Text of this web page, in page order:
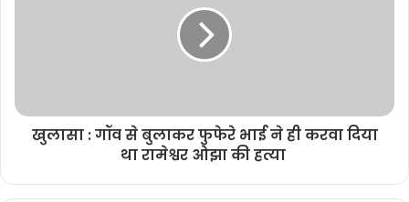
खुलासा : गॉव से बुलाकर फुफेरे भाई ने ही करवा दिया
था रामेश्वर ओझा की हत्या